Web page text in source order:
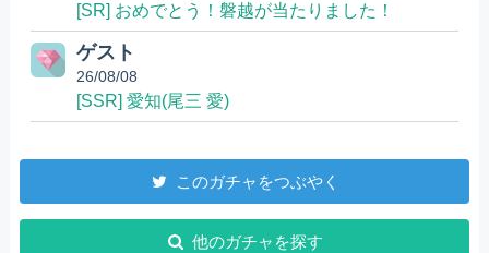
[SR] おめでとう！磐越が当たりました！
ゲスト
26/08/08
[SSR] 愛知(尾三 愛)
このガチャをつぶやく
他のガチャを探す